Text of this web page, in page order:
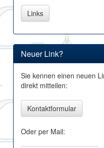
Links
Neuer Link?
Sie kennen einen neuen
direkt mitteilen:
Kontaktformular
Oder per Mail: